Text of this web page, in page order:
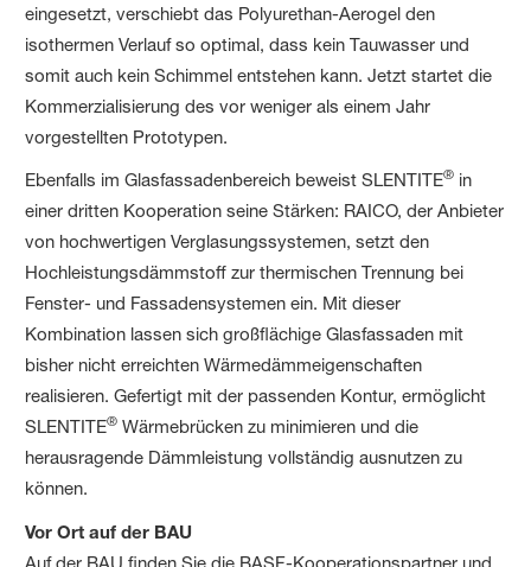
eingesetzt, verschiebt das Polyurethan-Aerogel den
isothermen Verlauf so optimal, dass kein Tauwasser und
somit auch kein Schimmel entstehen kann. Jetzt startet die
Kommerzialisierung des vor weniger als einem Jahr
vorgestellten Prototypen.
Ebenfalls im Glasfassadenbereich beweist SLENTITE® in
einer dritten Kooperation seine Stärken: RAICO, der Anbieter
von hochwertigen Verglasungssystemen, setzt den
Hochleistungsdämmstoff zur thermischen Trennung bei
Fenster- und Fassadensystemen ein. Mit dieser
Kombination lassen sich großflächige Glasfassaden mit
bisher nicht erreichten Wärmedämmeigenschaften
realisieren. Gefertigt mit der passenden Kontur, ermöglicht
SLENTITE® Wärmebrücken zu minimieren und die
herausragende Dämmleistung vollständig ausnutzen zu
können.
Vor Ort auf der BAU
Auf der BAU finden Sie die BASF-Kooperationspartner und